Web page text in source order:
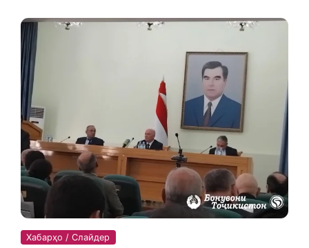
Хабарҳо / Слайдер